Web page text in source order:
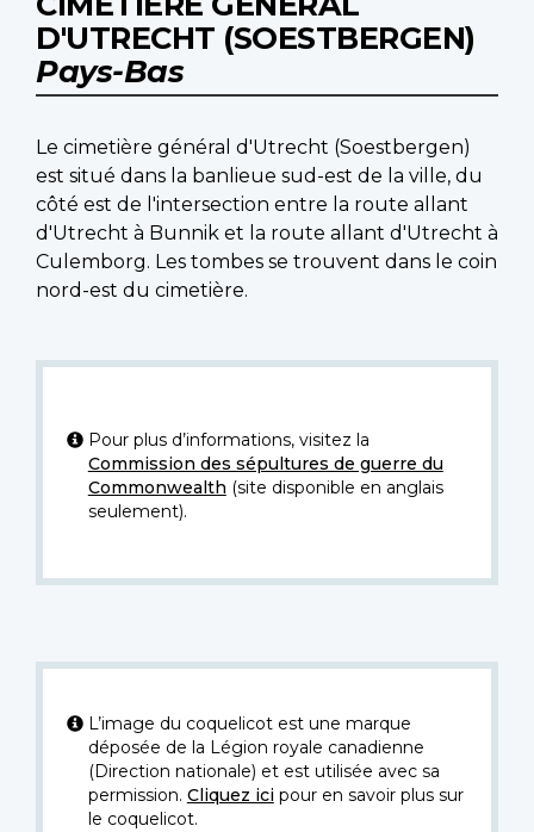
D'UTRECHT (SOESTBERGEN)
Pays-Bas
Le cimetière général d'Utrecht (Soestbergen)
est situé dans la banlieue sud-est de la ville, du
côté est de l'intersection entre la route allant
d'Utrecht à Bunnik et la route allant d'Utrecht à
Culemborg. Les tombes se trouvent dans le coin
nord-est du cimetière.
Pour plus d’informations, visitez la
Commission des sépultures de guerre du
Commonwealth (site disponible en anglais
seulement).
L’image du coquelicot est une marque
déposée de la Légion royale canadienne
(Direction nationale) et est utilisée avec sa
permission. Cliquez icipour en savoir plus sur
le coquelicot.